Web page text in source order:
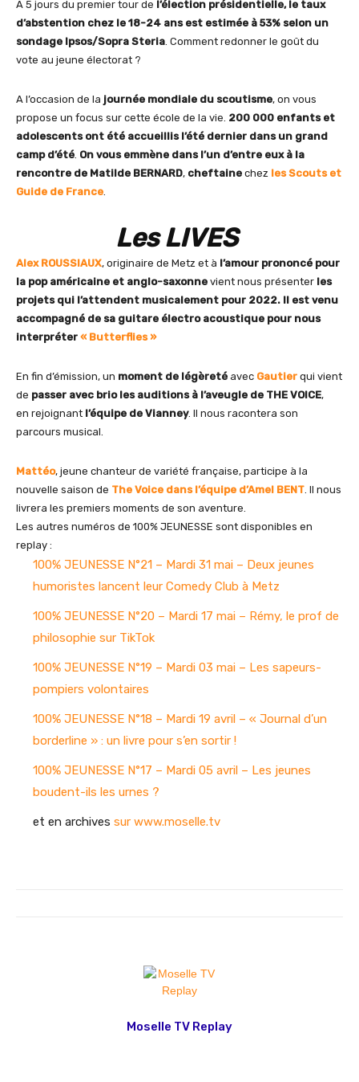
A 5 jours du premier tour de l’élection présidentielle, le taux
d’abstention chez le 18-24 ans est estimée à 53% selon un
sondage Ipsos/Sopra Steria. Comment redonner le goût du
vote au jeune électorat ?
A l’occasion de la journée mondiale du scoutisme, on vous
propose un focus sur cette école de la vie. 200 000 enfants et
adolescents ont été accueillis l’été dernier dans un grand
camp d’été. On vous emmène dans l’un d’entre eux à la
rencontre de Matilde BERNARD, cheftaine chez les Scouts et
Guide de France.
Les LIVES
Alex ROUSSIAUX, originaire de Metz et à l’amour prononcé pour
la pop américaine et anglo-saxonne vient nous présenter les
projets qui l’attendent musicalement pour 2022. Il est venu
accompagné de sa guitare électro acoustique pour nous
interpréter « Butterflies »
En fin d’émission, un moment de légèreté avec Gautier qui vient
de passer avec brio les auditions à l’aveugle de THE VOICE,
en rejoignant l’équipe de Vianney. Il nous racontera son
parcours musical.
Mattéo, jeune chanteur de variété française, participe à la
nouvelle saison de The Voice dans l’équipe d’Amel BENT. Il nous
livrera les premiers moments de son aventure.
Les autres numéros de 100% JEUNESSE sont disponibles en
replay :
100% JEUNESSE N°21 – Mardi 31 mai – Deux jeunes
humoristes lancent leur Comedy Club à Metz
100% JEUNESSE N°20 – Mardi 17 mai – Rémy, le prof de
philosophie sur TikTok
100% JEUNESSE N°19 – Mardi 03 mai – Les sapeurs-
pompiers volontaires
100% JEUNESSE N°18 – Mardi 19 avril – « Journal d’un
borderline » : un livre pour s’en sortir !
100% JEUNESSE N°17 – Mardi 05 avril – Les jeunes
boudent-ils les urnes ?
et en archives sur www.moselle.tv
Moselle TV Replay